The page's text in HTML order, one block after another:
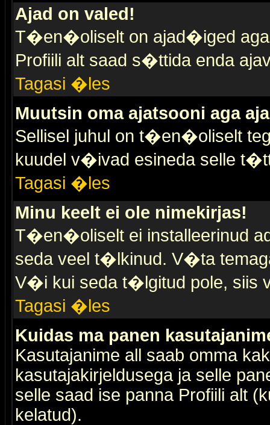
Ajad on valed!
T�en�oliselt on ajad�iged
Profiili alt saad s�ttida enda
Tagasi �les
Muutsin oma ajatsooni aga
Sellisel juhul on t�en�oliselt
kuudel v�ivad esineda selle
Tagasi �les
Minu keelt ei ole nimekirjas!
T�en�oliselt ei installeerinud
seda veel t�lkinud. V�ta
V�i kui seda t�lgitud pole, siis
Tagasi �les
Kuidas ma panen
Kasutajanime all saab omma
kasutajakirjeldusega ja selle
selle saad ise panna Profiili alt
kelatud).